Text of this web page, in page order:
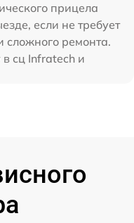
прицела
если не требует
сложного ремонта.
сц Infratech и